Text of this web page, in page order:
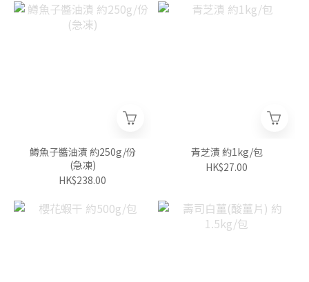
鱒魚子醬油漬 約250g/份
(急凍)
HK$238.00
青芝漬 約1kg/包
HK$27.00